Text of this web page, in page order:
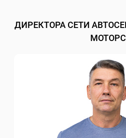
ДИРЕКТОРА СЕТИ
МОТОРС